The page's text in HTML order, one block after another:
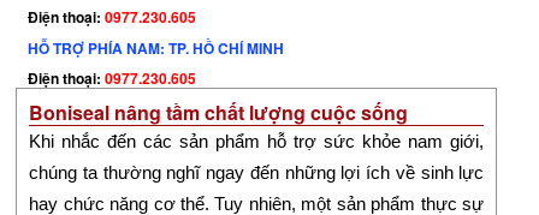
Điện thoại: 0977.230.605
HỖ TRỢ PHÍA NAM: TP. HỒ CHÍ MINH
Điện thoại: 0977.230.605
Boniseal nâng tầm chất lượng cuộc sống
Khi nhắc đến các sản phẩm hỗ trợ sức khỏe nam giới,
chúng ta thường nghĩ ngay đến những lợi ích về sinh lực
hay chức năng cơ thể. Tuy nhiên, một sản phẩm thực sự